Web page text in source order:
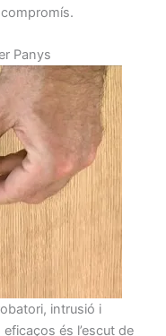
compromís.
Panys
intrusió i
eficaços és l’escut de